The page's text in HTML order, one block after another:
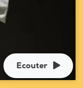
Ecouter